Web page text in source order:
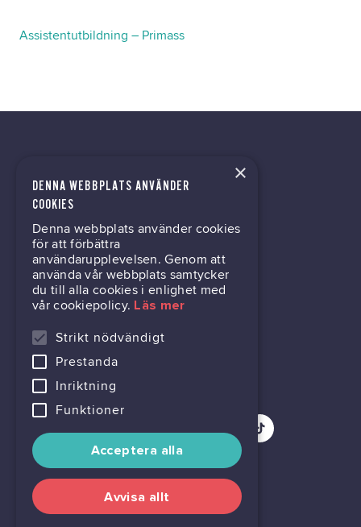
Assistentutbildning – Primass
kontor@gil.se
031-63 64 80
Mölndalsvägen 30B
Box 24061
400 22 Göteborg
716444-6762
×
DENNA WEBBPLATS ANVÄNDER
COOKIES
Denna webbplats använder cookies
för att förbättra
användarupplevelsen. Genom att
använda vår webbplats samtycker
du till alla cookies i enlighet med
vår cookiepolicy. Läs mer
Strikt nödvändigt
Prestanda
Inriktning
Funktioner
Acceptera alla
Avvisa allt